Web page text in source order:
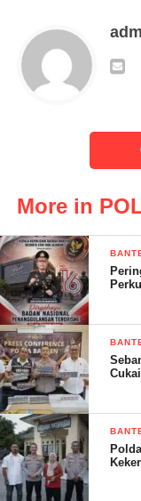
Lanjutnya, dalam
berhasil diamankan
dana dari pelapor,
dan terlapor pada
Dijelaskan Kapolsek,
tanggal 17 Juni 2023
Saudara bermula
untuk mengajak
memberikan uang
mentrasfer sebesar
tersangka.
More in